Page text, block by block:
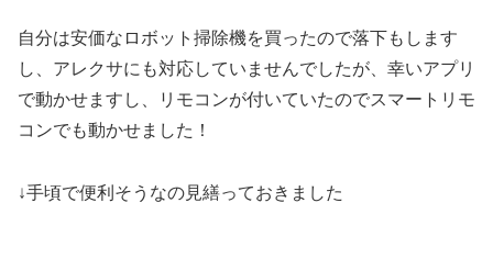
自分は安価なロボット掃除機を買ったので落下もします
し、アレクサにも対応していませんでしたが、幸いアプリ
で動かせますし、リモコンが付いていたのでスマートリモ
コンでも動かせました！
↓手頃で便利そうなの見繕っておきました